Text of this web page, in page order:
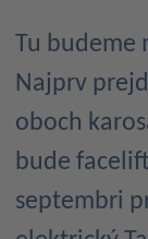
Tu budeme
Najprv
oboch
bude
septembri